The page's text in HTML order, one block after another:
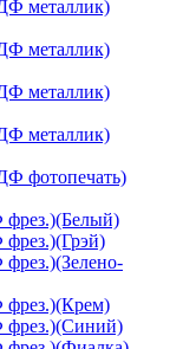
металлик)
металлик)
металлик)
металлик)
фотопечать)